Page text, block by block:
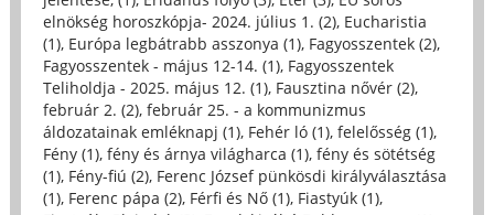
elnökség horoszkópja- 2024. július 1. (2), Eucharistia
(1), Európa legbátrabb asszonya (1), Fagyosszentek (2),
Fagyosszentek - május 12-14. (1), Fagyosszentek
Teliholdja - 2025. május 12. (1), Fausztina nővér (2),
február 2. (2), február 25. - a kommunizmus
áldozatainak emléknapj (1), Fehér ló (1), felelősség (1),
Fény (1), fény és árnya világharca (1), fény és sötétség
(1), Fény-fiú (2), Ferenc József pünkösdi királyválasztása
(1), Ferenc pápa (2), Férfi és Nő (1), Fiastyúk (1),